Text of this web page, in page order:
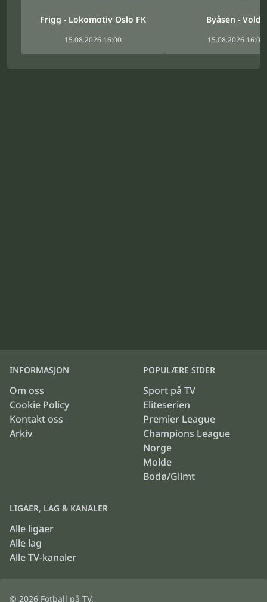
Frigg - Lokomotiv Oslo FK
15.08.2026 16:00
Byåsen - Volda
15.08.2026 16:00
INFORMASJON
Om oss
Cookie Policy
Kontakt oss
Arkiv
POPULÆRE SIDER
Sport på TV
Eliteserien
Premier League
Champions League
Norge
Molde
Bodø/Glimt
LIGAER, LAG & KANALER
Alle ligaer
Alle lag
Alle TV-kanaler
© 2026 Fotball på TV.